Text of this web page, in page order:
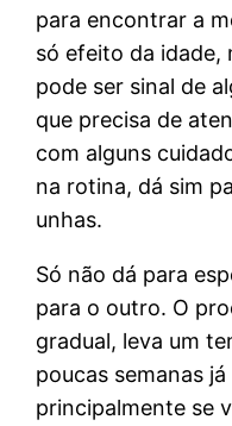
para encontrar a
só efeito da idade,
pode ser sinal de
que precisa de
com alguns
na rotina, dá sim
unhas.
Só não dá para
para o outro. O
gradual, leva um
poucas semanas
principalmente se